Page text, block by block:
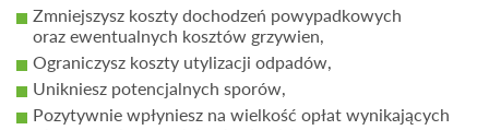
Zmniejszysz koszty dochodzeń powypadkowych
oraz ewentualnych kosztów grzywien,
Ograniczysz koszty utylizacji odpadów,
Unikniesz potencjalnych sporów,
Pozytywnie wpłyniesz na wielkość opłat wynikających